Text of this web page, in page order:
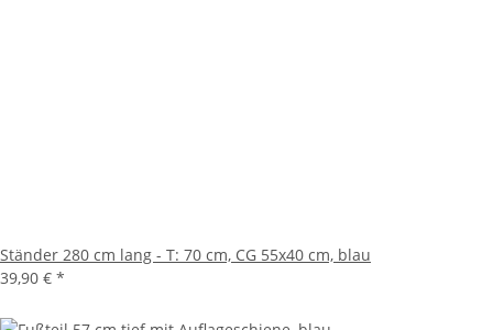
Ständer 280 cm lang - T: 70 cm, CG 55x40 cm, blau
39,90 € *